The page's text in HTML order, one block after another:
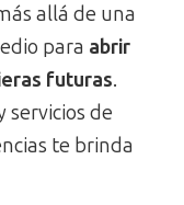
allá de una
para abrir
futuras.
servicios de
te brinda